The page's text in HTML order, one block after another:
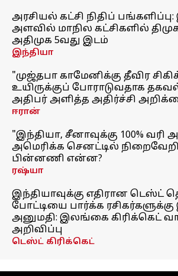
அரசியல் கட்சி நிதிப்
அளவில் மாநில கட்சிகளில்
அதிமுக 5வது இடம்
இந்தியா
"முஜ்தபா காமேனிக்கு தீவிர
உயிருக்குப் போராடுவதாக
அதிபர் அளித்த அதிர்ச்சி
ஈரான்
"இந்தியா, சீனாவுக்கு 100% வரி
அமெரிக்க செனட்டில்
பின்னணி என்ன?
ரஷ்யா
இந்தியாவுக்கு எதிரான டெஸ்ட்
போட்டியை பார்க்க
அனுமதி: இலங்கை கிரிக்கெட்
அறிவிப்பு
டெஸ்ட் கிரிக்கெட்